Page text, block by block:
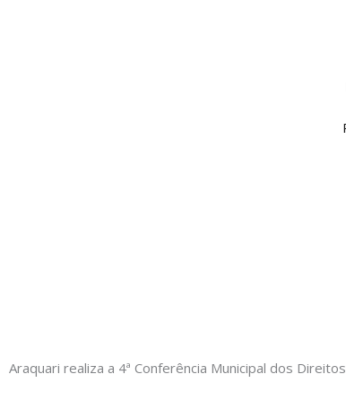
Araquari realiza a 4ª Conferência Municipal dos